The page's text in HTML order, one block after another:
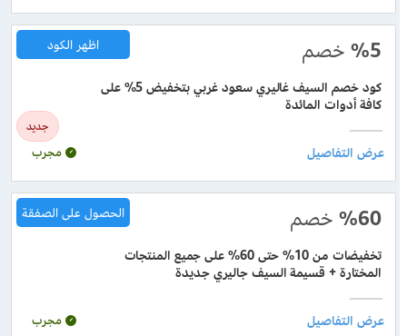
%5 خصم
جديد
كود خصم السيف غاليري سعود غربي بتخفيض 5% على
كافة أدوات المائدة
اظهر الكود
مجرب
%60 خصم
تخفيضات من 10% حتى 60% على جميع المنتجات
المختارة + قسيمة السيف جاليري جديدة
الحصول على الصفقة
مجرب